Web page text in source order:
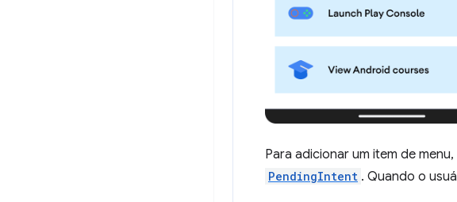
Para adicionar um item de
PendingIntent . Quando o